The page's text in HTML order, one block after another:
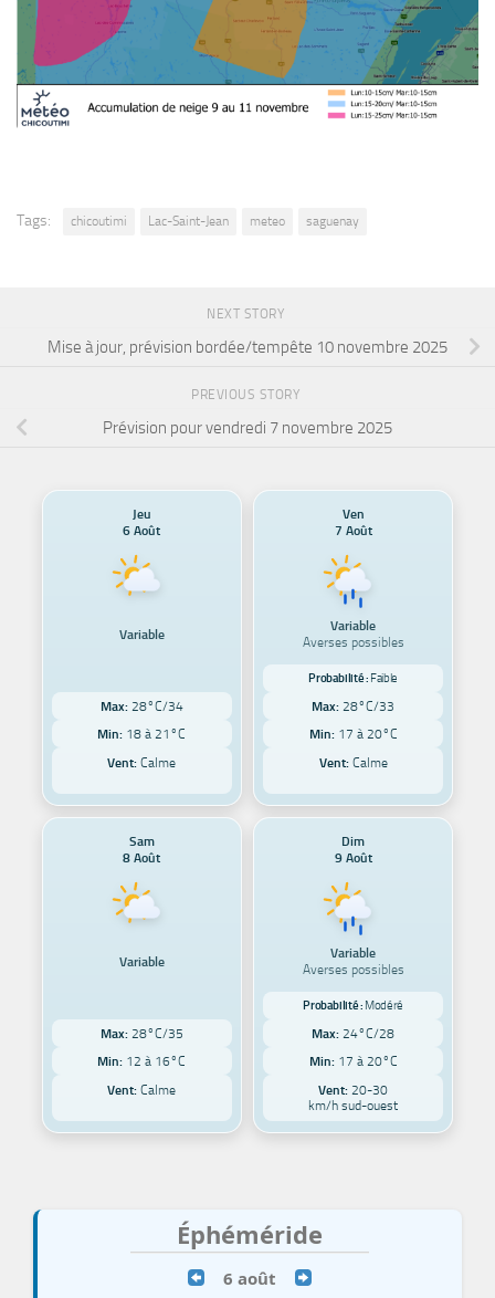
Tags: chicoutimi Lac-Saint-Jean meteo saguenay
NEXT STORY
Mise à jour, prévision bordée/tempête 10 novembre 2025
PREVIOUS STORY
Prévision pour vendredi 7 novembre 2025
Jeu
6 Août
Variable
Max: 28°C/34
Min: 18 à 21°C
Vent: Calme
Ven
7 Août
Variable
Averses possibles
Probabilité : Faible
Max: 28°C/33
Min: 17 à 20°C
Vent:Calme
Sam
8 Août
Variable
Max: 28°C/35
Min: 12 à 16°C
Vent: Calme
Dim
9 Août
Variable
Averses possibles
Probabilité : Modéré
Max: 24°C/28
Min: 17 à 20°C
Vent: 20-30
km/h sud-ouest
Éphéméride
6 août